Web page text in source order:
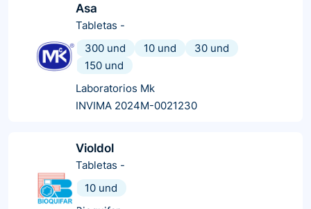
Asa
Tabletas -
300 und
10 und
30 und
150 und
Laboratorios Mk
INVIMA 2024M-0021230
Violdol
Tabletas -
10 und